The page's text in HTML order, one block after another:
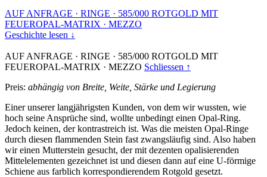
AUF ANFRAGE · RINGE · 585/000 ROTGOLD MIT
FEUEROPAL-MATRIX · MEZZO
Geschichte lesen ↓
AUF ANFRAGE · RINGE · 585/000 ROTGOLD MIT
FEUEROPAL-MATRIX · MEZZO Schliessen ↑
Preis: abhängig von Breite, Weite, Stärke und Legierung
Einer unserer langjährigsten Kunden, von dem wir wussten, wie
hoch seine Ansprüche sind, wollte unbedingt einen Opal-Ring.
Jedoch keinen, der kontrastreich ist. Was die meisten Opal-Ringe
durch diesen flammenden Stein fast zwangsläufig sind. Also haben
wir einen Mutterstein gesucht, der mit dezenten opalisierenden
Mittelelementen gezeichnet ist und diesen dann auf eine U-förmige
Schiene aus farblich korrespondierendem Rotgold gesetzt.